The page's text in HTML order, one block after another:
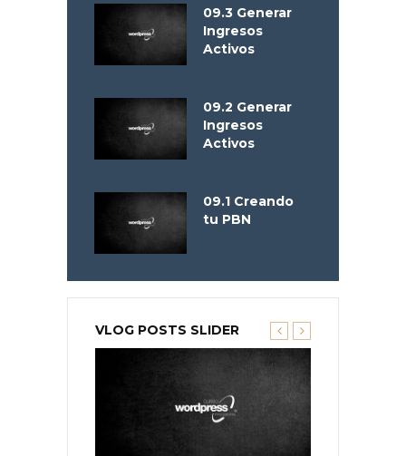
09.3 Generar
Ingresos
Activos
09.2 Generar
Ingresos
Activos
09.1 Creando
tu PBN
VLOG POSTS SLIDER